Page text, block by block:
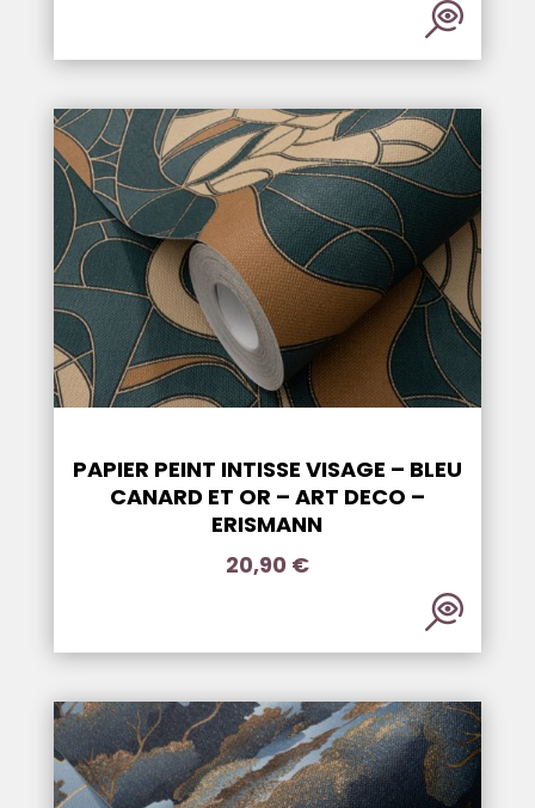
PAPIER PEINT INTISSE VISAGE – BLEU
CANARD ET OR – ART DECO –
ERISMANN
20,90 €